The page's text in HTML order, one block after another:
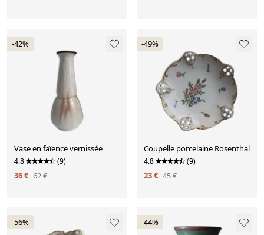
-42%
Vase en faïence vernissée
4.8 (9)
36 € 62 €
-49%
Coupelle porcelaine Rosenthal
4.8 (9)
23 € 45 €
-56% -44%